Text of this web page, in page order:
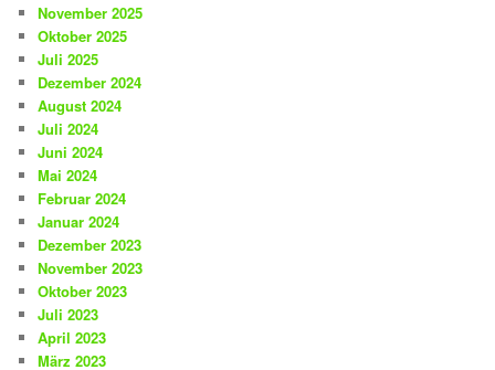
November 2025
Oktober 2025
Juli 2025
Dezember 2024
August 2024
Juli 2024
Juni 2024
Mai 2024
Februar 2024
Januar 2024
Dezember 2023
November 2023
Oktober 2023
Juli 2023
April 2023
März 2023